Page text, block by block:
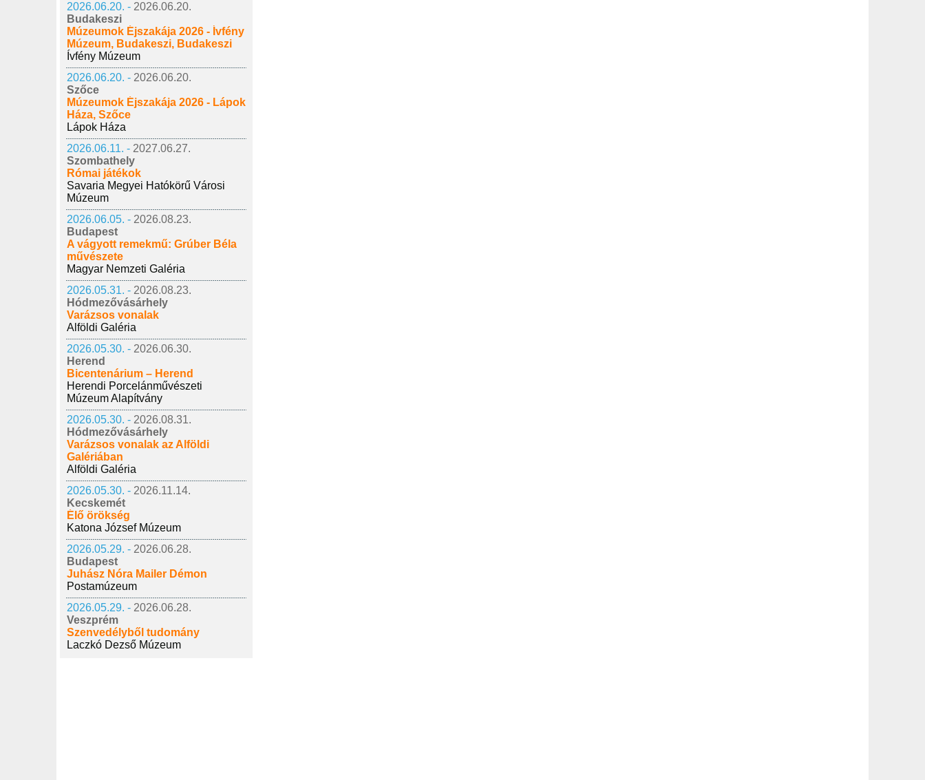
2026.06.20. - 2026.06.20.
Budakeszi
Múzeumok Éjszakája 2026 - Ívfény
Múzeum, Budakeszi, Budakeszi
Ívfény Múzeum
2026.06.20. - 2026.06.20.
Szőce
Múzeumok Éjszakája 2026 - Lápok
Háza, Szőce
Lápok Háza
2026.06.11. - 2027.06.27.
Szombathely
Római játékok
Savaria Megyei Hatókörű Városi
Múzeum
2026.06.05. - 2026.08.23.
Budapest
A vágyott remekmű: Grúber Béla
művészete
Magyar Nemzeti Galéria
2026.05.31. - 2026.08.23.
Hódmezővásárhely
Varázsos vonalak
Alföldi Galéria
2026.05.30. - 2026.06.30.
Herend
Bicentenárium – Herend
Herendi Porcelánművészeti
Múzeum Alapítvány
2026.05.30. - 2026.08.31.
Hódmezővásárhely
Varázsos vonalak az Alföldi
Galériában
Alföldi Galéria
2026.05.30. - 2026.11.14.
Kecskemét
Élő örökség
Katona József Múzeum
2026.05.29. - 2026.06.28.
Budapest
Juhász Nóra Mailer Démon
Postamúzeum
2026.05.29. - 2026.06.28.
Veszprém
Szenvedélyből tudomány
Laczkó Dezső Múzeum